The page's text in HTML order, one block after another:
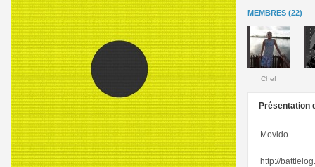
MEMBRES (22)
Chef
Présentation
Movido
http://